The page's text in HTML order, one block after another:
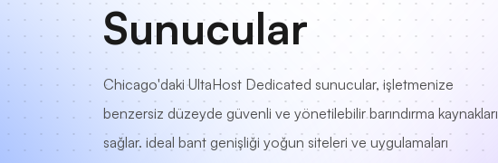
Sunucular
Chicago'daki UltaHost Dedicated sunucular, işletmenize
benzersiz düzeyde güvenli ve yönetilebilir barındırma kaynakları
sağlar. ideal bant genişliği yoğun siteleri ve uygulamaları